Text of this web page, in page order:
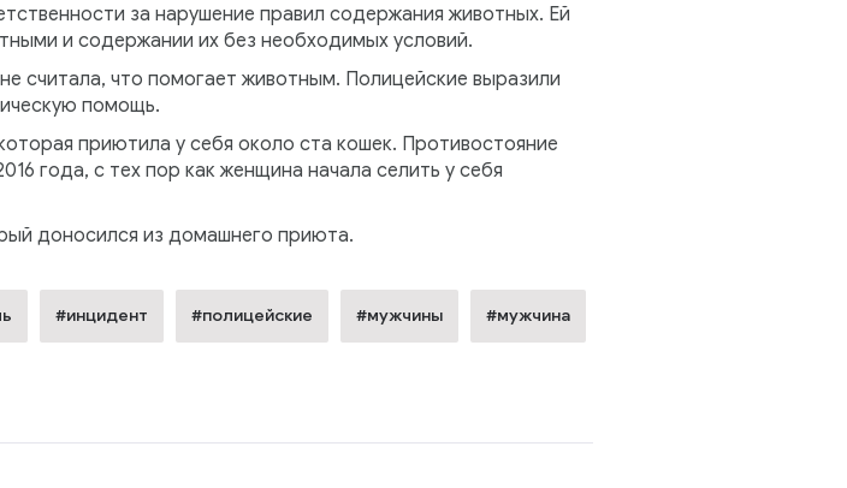
за нарушение правил содержания животных. Ей
и содержании их без необходимых условий.
считала, что помогает животным. Полицейские выразили
помощь.
приютила у себя около ста кошек. Противостояние
года, с тех пор как женщина начала селить у себя
доносился из домашнего приюта.
#инцидент #полицейские #мужчины #мужчина